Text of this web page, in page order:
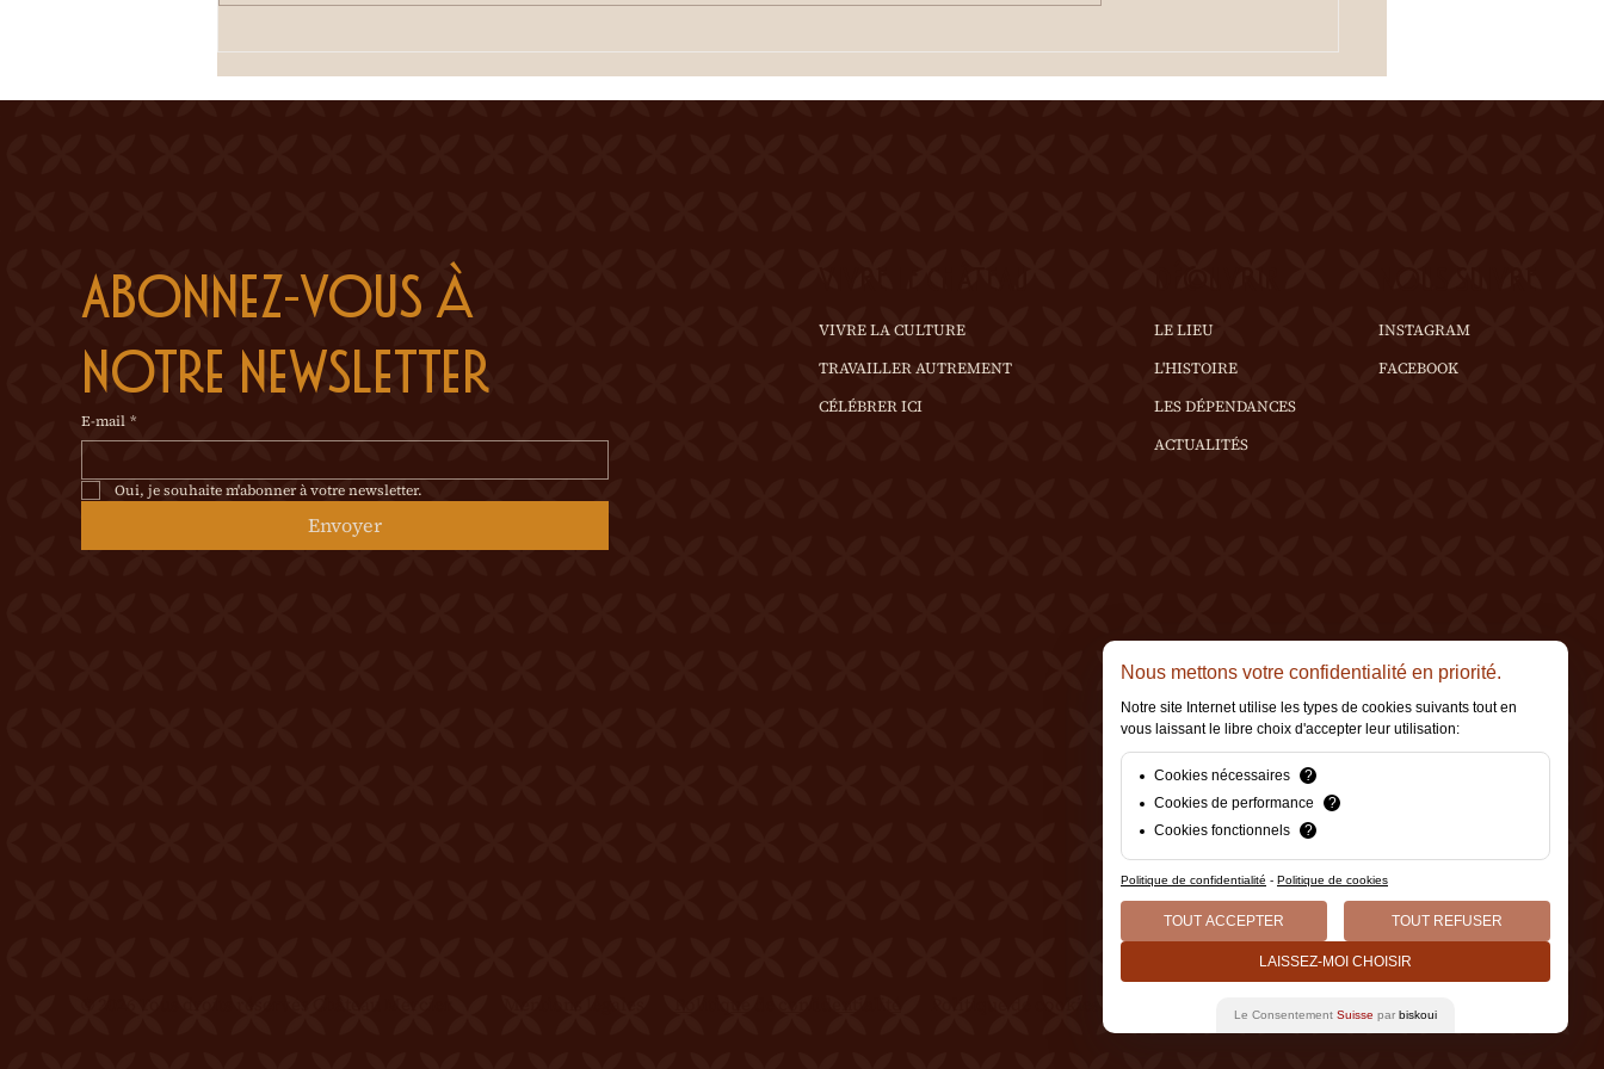
Made by Berthe.
VIVRE LA CULTURE
TRAVAILLER AUTREMENT
CÉLÉBRER ICI
LE LIEU
L'HISTOIRE
LES DÉPENDANCES
ACTUALITÉS
INSTAGRAM
FACEBOOK
Abonnez-vous à
notre newsletter
E-mail *
Oui, je souhaite m'abonner à votre newsletter.
Envoyer
est offerte à l'entracte. En cas
de temps incertain, se
Nous mettons votre confidentialité en priorité.
Notre site Internet utilise les types de cookies suivants tout en
vous laissant le libre choix d'accepter leur utilisation:
Cookies nécessaires
?
Cookies de performance
?
Cookies fonctionnels
?
Politique de confidentialité - Politique de cookies
TOUT ACCEPTER TOUT REFUSER
LAISSEZ-MOI CHOISIR
Le Consentement Suisse par biskoui